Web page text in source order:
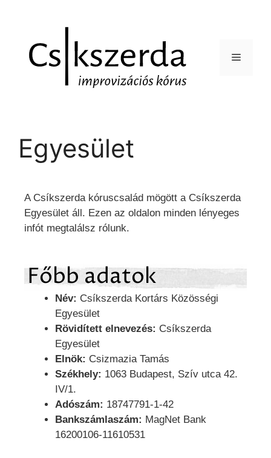
Egyesület
A Csíkszerda kóruscsalád mögött a Csíkszerda
Egyesület áll. Ezen az oldalon minden lényeges
infót megtalálsz rólunk.
Főbb adatok
Név: Csíkszerda Kortárs Közösségi
Egyesület
Rövidített elnevezés: Csíkszerda
Egyesület
Elnök: Csizmazia Tamás
Székhely: 1063 Budapest, Szív utca 42.
IV/1.
Adószám: 18747791-1-42
Bankszámlaszám: MagNet Bank
16200106-11610531